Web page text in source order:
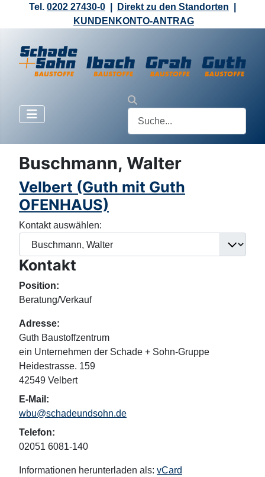
Tel. 0202 27430-0 Direkt zu den Standorten
KUNDENKONTO-ANTRAG
Buschmann, Walter
Velbert (Guth mit Guth
OFENHAUS)
Kontakt auswählen:
Kontakt
Position:
Beratung/Verkauf
Adresse:
Guth Baustoffzentrum
ein Unternehmen der Schade + Sohn-Gruppe
Heidestrasse. 159
42549 Velbert
E-Mail:
wbu@schadeundsohn.de
Telefon:
02051 6081-140
Informationen herunterladen als: vCard